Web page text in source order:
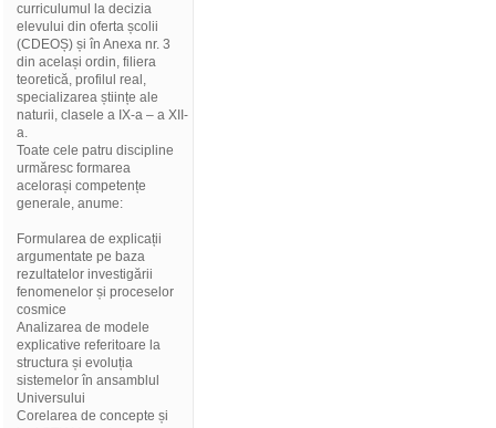
curriculumul la decizia
elevului din oferta școlii
(CDEOȘ) și în Anexa nr. 3
din același ordin, filiera
teoretică, profilul real,
specializarea științe ale
naturii, clasele a IX-a – a XII-
a.
Toate cele patru discipline
urmăresc formarea
acelorași competențe
generale, anume:
Formularea de explicații
argumentate pe baza
rezultatelor investigării
fenomenelor și proceselor
cosmice
Analizarea de modele
explicative referitoare la
structura și evoluția
sistemelor în ansamblul
Universului
Corelarea de concepte și